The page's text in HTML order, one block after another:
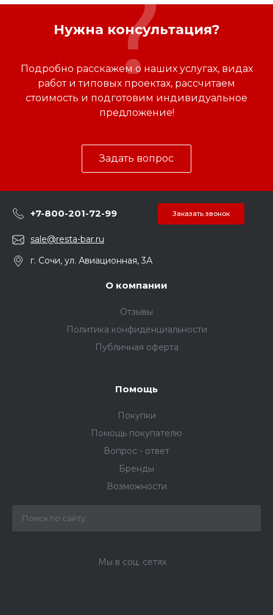
Нужна консультация?
Подробно расскажем о наших услугах, видах
работ и типовых проектах, рассчитаем
стоимость и подготовим индивидуальное
предложение!
Задать вопрос
+7-800-201-72-99 Заказать звонок
sale@resta-bar.ru
г. Сочи, ул. Авиационная, 3А
О компании
Отзывы
Политика конфиденциальности
Публичная оферта
Помощь
Покупки
Помощь покупателю
Вопрос - ответ
Бренды
Возможности
Мы в соц. сетях